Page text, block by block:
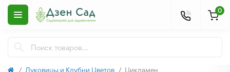
0
Луковицы и Клубни Цветов Цикламен